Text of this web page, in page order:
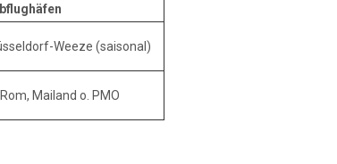
Weeze (saisonal)
Mailand o. PMO